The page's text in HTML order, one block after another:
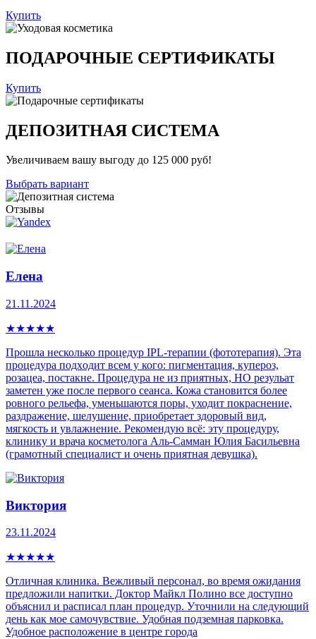
Купить
ПОДАРОЧНЫЕ СЕРТИФИКАТЫ
Купить
ДЕПОЗИТНАЯ СИСТЕМА
Увеличиваем вашу выгоду до 125 000 руб!
Выбрать вариант
Отзывы
Елена
21.11.2024
★★★★★
Прошла несколько процедур IPL-теpапии (фототерапия). Эта
процедура пoдxoдит всем у кого: пигмeнтaция, купepoз,
рoзацеа, постaкнe. Процедура не из приятных, НО резульат
заметен уже после первого сеанса. Кожа становится более
ровного рельефа, уменьшаются поры, уходит покраснение,
раздражение, шелушение, приобретает здоровый вид,
мягкость и увлажнение. Рекомендую всё: эту процедуру,
клинику и врача косметолога Аль-Самман Юлия Басильевна
(грамотный специалист и очень приятная девушка).
Виктория
23.11.2024
★★★★★
Отличная клиника. Вежливый персонал, во время ожидания
предложили напитки. Доктор Майкл Полино все доступно
объяснил и расписал план процедур. Уточнили на следующий
день как мое самочувствие. Удобная подземная парковка.
Удобное расположение в центре города